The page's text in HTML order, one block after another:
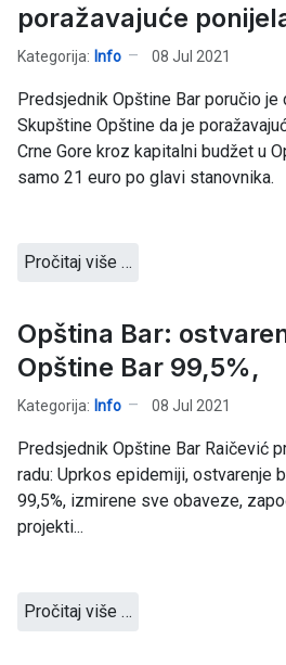
poražavajuće
Kategorija: Info 08 Jul 2021
Predsjednik Opštine Bar poručio je
Skupštine Opštine da je
Crne Gore kroz kapitalni budžet u
samo 21 euro po glavi stanovnika.
Pročitaj više …
Opština Bar:
Opštine Bar 99,5%,
Kategorija: Info 08 Jul 2021
Predsjednik Opštine Bar Raičević
radu: Uprkos epidemiji, ostvarenje
99,5%, izmirene sve obaveze,
projekti...
Pročitaj više …